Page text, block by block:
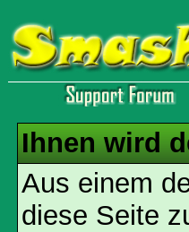
Ihnen wird
Aus einem
diese Seite